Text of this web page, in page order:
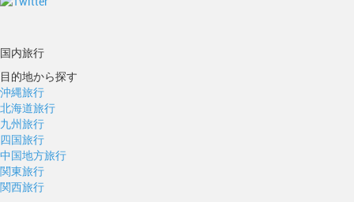
国内旅行
目的地から探す
沖縄旅行
北海道旅行
九州旅行
四国旅行
中国地方旅行
関東旅行
関西旅行